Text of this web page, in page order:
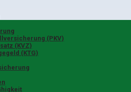
(PKV)
(KVZ)
(KTG)